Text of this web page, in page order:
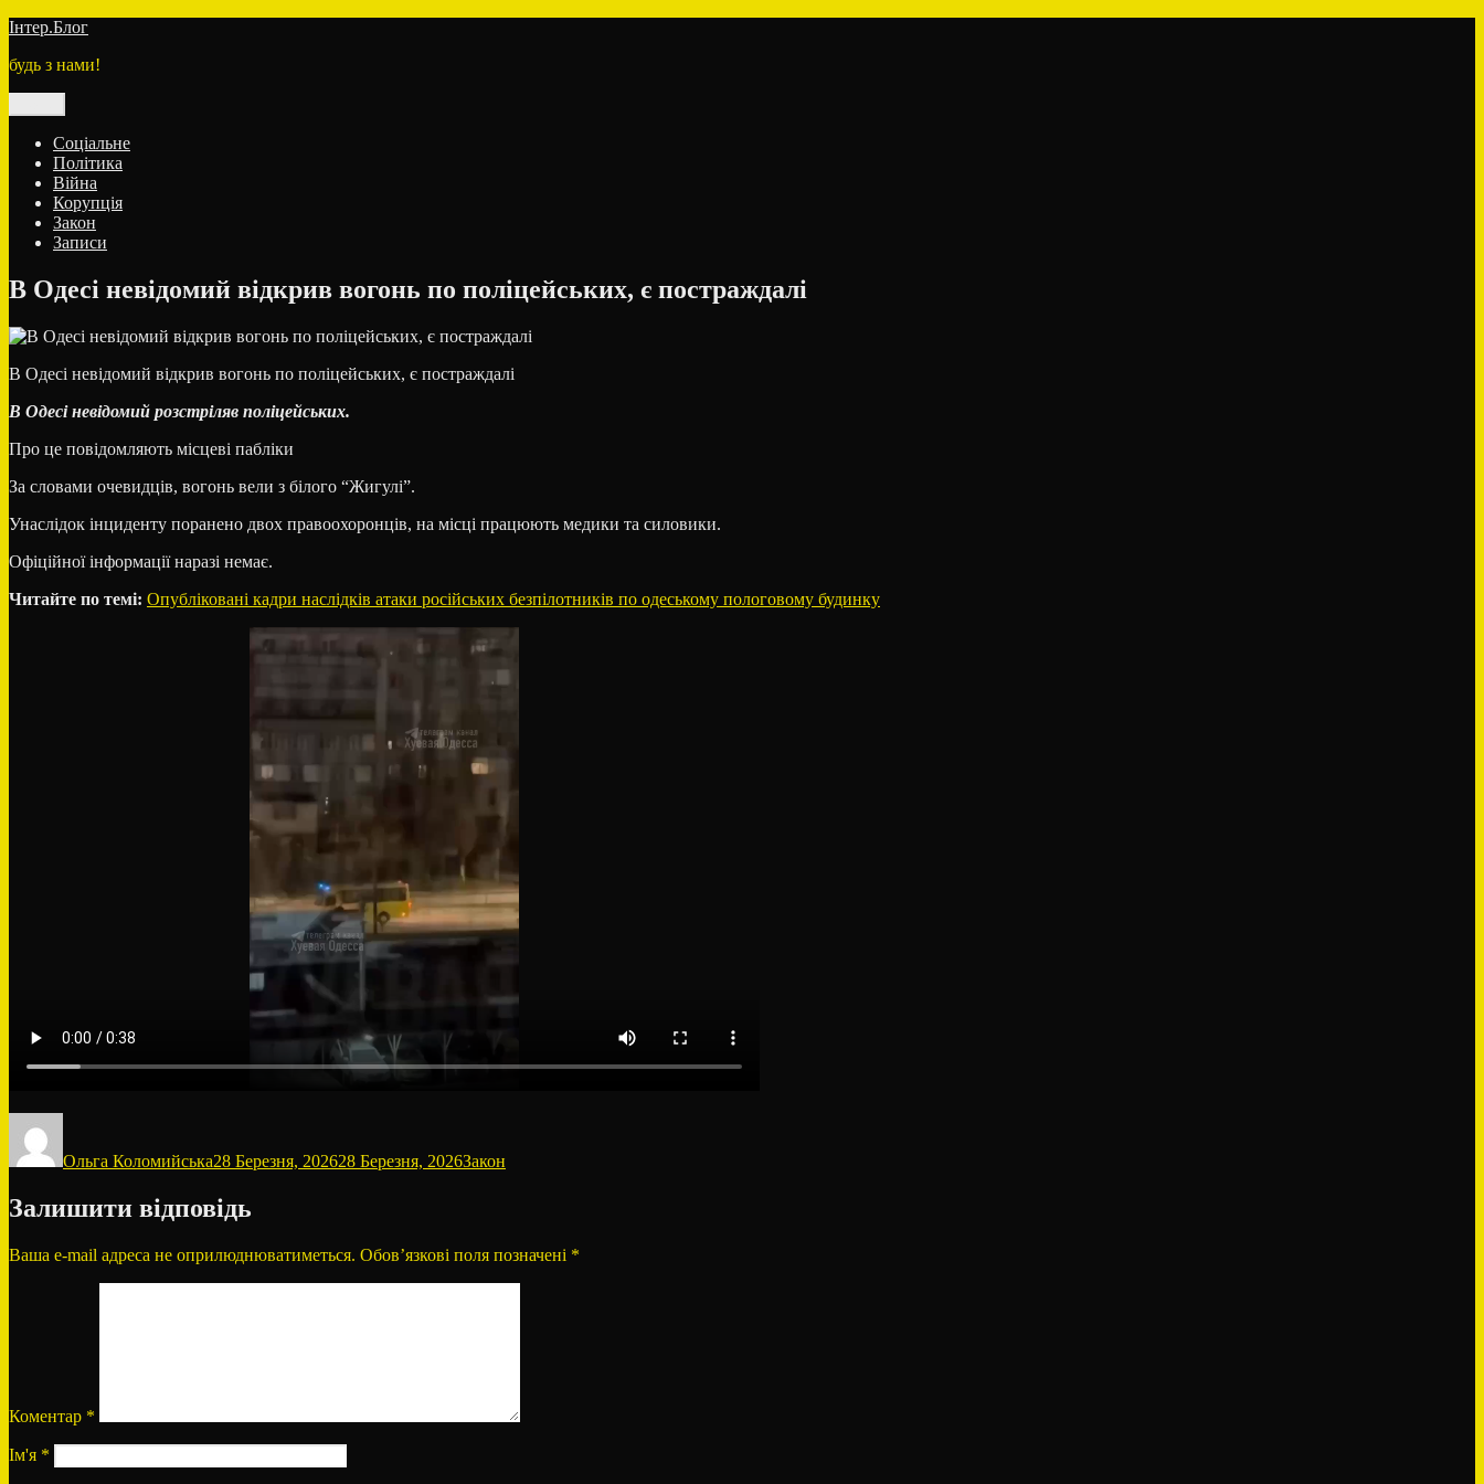
Перейти
вмісту
Інтер.Блог
будь з нами!
Соціальне
Політика
Війна
Корупція
Закон
Записи
В Одесі невідомий відкрив вогонь по поліцейських, є постраждалі
В Одесі невідомий відкрив вогонь по поліцейських, є постраждалі
В Одесі невідомий розстріляв поліцейських.
Про це повідомляють місцеві пабліки
За словами очевидців, вогонь вели з білого “Жигулі”.
Унаслідок інциденту поранено двох правоохоронців, на місці працюють медики та силовики.
Офіційної інформації наразі немає.
Читайте по темі: Опубліковані кадри наслідків атаки російських безпілотників по одеському пологовому будинку
Ольга Коломийська28 Березня, 202628 Березня, 2026Закон
Залишити відповідь
Ваша e-mail адреса не оприлюднюватиметься. Обов’язкові поля позначені *
Коментар *
Ім'я *